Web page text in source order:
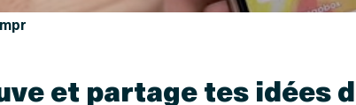
et partage tes idées